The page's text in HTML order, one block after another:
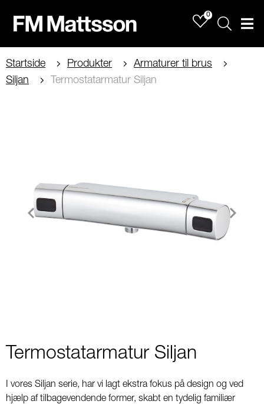
0
Sök
Startside Produkter
Armaturer til brus
Siljan
Termostatarmatur Siljan
Termostatarmatur Siljan
I vores Siljan serie, har vi lagt ekstra fokus på design og ved
hjælp af tilbagevendende former, skabt en tydelig familiær